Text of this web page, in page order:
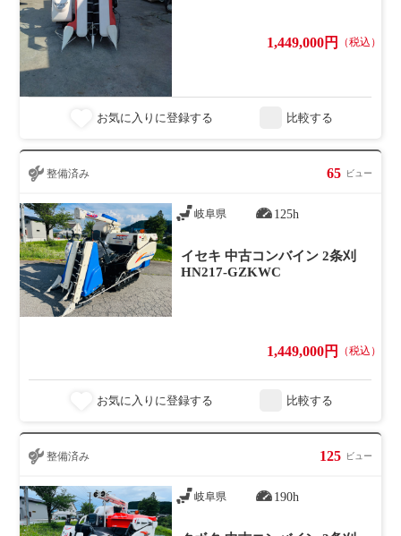
1,449,000円 （税込）
お気に入りに登録する 比較する
整備済み 65 ビュー
岐阜県 125h
イセキ 中古コンバイン 2条刈
HN217-GZKWC
1,449,000円 （税込）
お気に入りに登録する 比較する
整備済み 125 ビュー
岐阜県 190h